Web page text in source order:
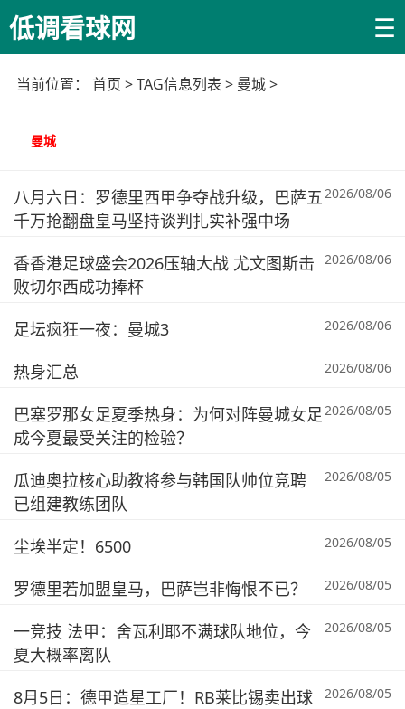
低调看球网 ☰
当前位置： 首页 > TAG信息列表 > 曼城 >
曼城
八月六日：罗德里西甲争夺战升级，巴萨五
千万抢翻盘皇马坚持谈判扎实补强中场
2026/08/06
香香港足球盛会2026压轴大战 尤文图斯击
败切尔西成功捧杯
2026/08/06
足坛疯狂一夜：曼城3 2026/08/06
热身汇总 2026/08/06
巴塞罗那女足夏季热身：为何对阵曼城女足
成今夏最受关注的检验？
2026/08/05
瓜迪奥拉核心助教将参与韩国队帅位竞聘
已组建教练团队
2026/08/05
尘埃半定！6500 2026/08/05
罗德里若加盟皇马，巴萨岂非悔恨不已？ 2026/08/05
一竞技 法甲：舍瓦利耶不满球队地位，今
夏大概率离队
2026/08/05
8月5日：德甲造星工厂！RB莱比锡卖出球
2026/08/05